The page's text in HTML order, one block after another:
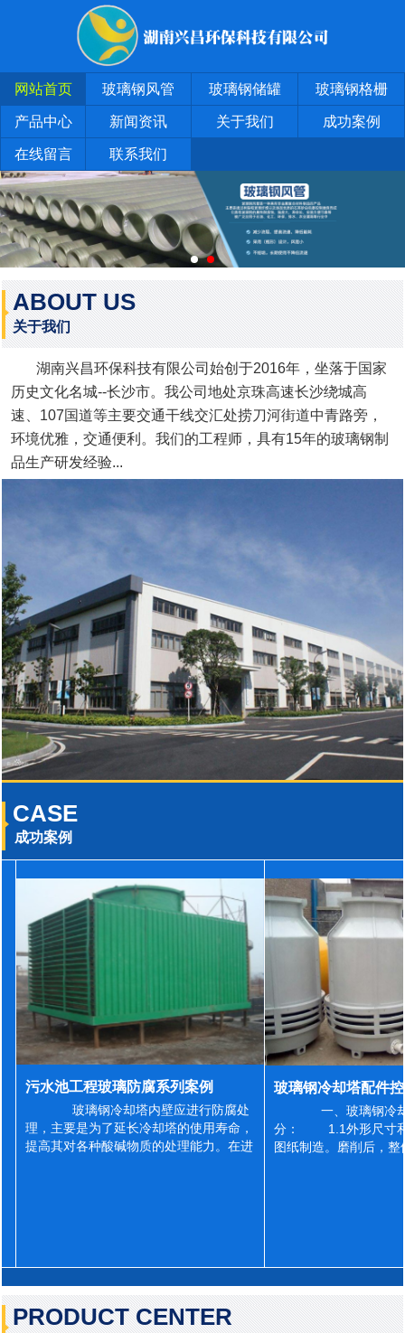
网站首页 玻璃钢风管 玻璃钢储罐 玻璃钢格栅
产品中心 新闻资讯 关于我们 成功案例
在线留言 联系我们
ABOUT US
关于我们
湖南兴昌环保科技有限公司始创于2016年，坐落于国家
历史文化名城--长沙市。我公司地处京珠高速长沙绕城高
速、107国道等主要交通干线交汇处捞刀河街道中青路旁，
环境优雅，交通便利。我们的工程师，具有15年的玻璃钢制
品生产研发经验...
CASE
成功案例
污水池工程玻璃防腐系列案例
玻璃钢冷却塔内壁应进行防腐处
理，主要是为了延长冷却塔的使用寿命，
提高其对各种酸碱物质的处理能力。在进
一、玻璃钢冷
分： 1.1外形尺寸和
图纸制造。磨削后，
PRODUCT CENTER